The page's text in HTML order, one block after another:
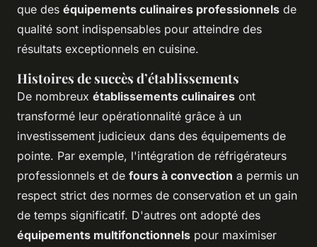
que des équipements culinaires professionnels de
qualité sont indispensables pour atteindre des
résultats exceptionnels en cuisine.
Histoires de succès d’établissements
De nombreux établissements culinaires ont
transformé leur opérationnalité grâce à un
investissement judicieux dans des équipements de
pointe. Par exemple, l'intégration de réfrigérateurs
professionnels et de fours à convection a permis un
respect strict des normes de conservation et un gain
de temps significatif. D'autres ont adopté des
équipements multifonctionnels pour maximiser